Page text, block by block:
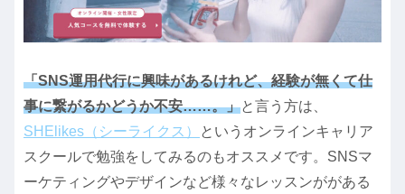
「SNS運用代行に興味があるけれど、経験が無くて仕
事に繋がるかどうか不安……。」と言う方は、
SHElikes（シーライクス）
というオンラインキャリア
スクールで勉強をしてみるのもオススメです。SNSマ
ーケティングやデザインなど様々なレッスンががある